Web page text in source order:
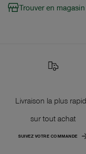
Trouver en magasin
Livraison la plus
sur tout achat
SUIVEZ VOTRE COMMANDE